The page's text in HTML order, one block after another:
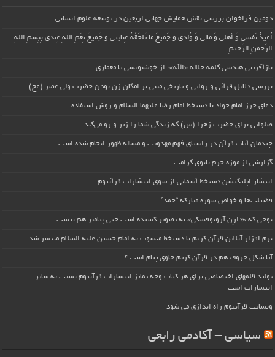
دومین فراخوان بررسی نقش همایش جهانی اربعین در توسعه علوم انسانی
اُعیذُ نَفسی وَ أهلی وَ مالی وَ وُلدی و جَمیعَ ما تَلحَقُهُ عِنایتی و جَمیعَ نِعَمِ اللّهِ عِندی بِبِسمِ اللّهِ
الرَّحمنِ الرَّحیمِ
بازآفرینی هندسی کلمه جلاله «الله»؛ از خوشنویسی تا معماری
بررسی دلایل قرآنی و روایی و تاریخی مبنی بر امکان زن بودن حضرت ولی عصر (عج)
دعای حرز امام جواد با دستخط امام رضا علیهما السلام و روش استفاده
صلواتی برای حضرت زهرا (س) که زندگی شما را زیر و رو می‌کند
چیدمان آیات قرآن در راستای فهم مهدویت و مساله ظهور انجام شده است
گزارشی از موزه حرم بانوی کرامت
انتشار اپلیکیشن دستخط آسمانی از سوی انتشارات قرآنیوم
فضیلت‌ها و خواص سوره مبارکه “حمد”
نوحی که «دارِن آرونوفسکی» به تصویر کشیده است حتی پیامبر هم نیست
نرم افزار آنلاین قرآن کریم با دستخط منسوب به امام حسین علیه السلام منتشر شد
آیا شکل حروف هم در قرآن کریم حاوی پیام است ؟
تولید قلمهای اختصاصی برای هر کتاب وجه تمایز انتشارات قرآنیوم نسبت به سایر
انتشارات است
وبسایت قرآنیوم راه اندازی می شود
سیاسی – آکادمی رابعی